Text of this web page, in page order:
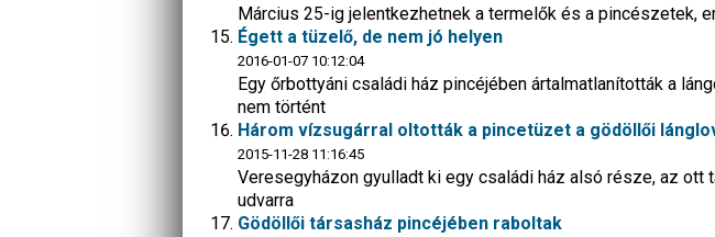
Március 25-ig jelentkezhetnek a termelők és a pincészetek,
Égett a tüzelő, de nem jó helyen
2016-01-07 10:12:04
Egy őrbottyáni családi ház pincéjében ártalmatlanították a
nem történt
Három vízsugárral oltották a pincetüzet a gödöllői
2015-11-28 11:16:45
Veresegyházon gyulladt ki egy családi ház alsó része, az ott
udvarra
Gödöllői társasház pincéjében raboltak